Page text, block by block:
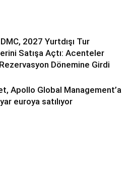
2027 Yurtdışı Tur
Satışa Açtı: Acenteler
Dönemine Girdi
Apollo Global Management’a
euroya satılıyor